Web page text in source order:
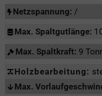
Netzspannung: /
Max. Spaltgutlänge:
Max. Spaltkraft: 9
Holzbearbeitung:
Max.